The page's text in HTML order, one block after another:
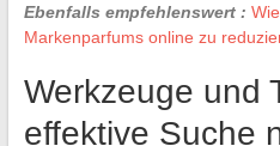
Ebenfalls empfehlenswert :
Markenparfums online zu
Werkzeuge und
effektive Suche